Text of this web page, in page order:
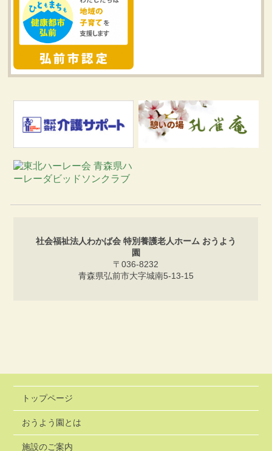
社会福祉法人わかば会 特別養護老人ホーム おうよう
園
〒036-8232
青森県弘前市大字城南5-13-15
トップページ
おうよう園とは
施設のご案内